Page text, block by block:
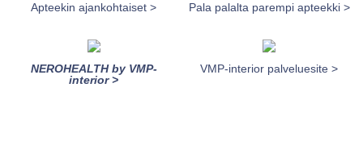
Apteekin ajankohtaiset > Pala palalta parempi apteekki >
NEROHEALTH by VMP-
interior >
VMP-interior palveluesite >